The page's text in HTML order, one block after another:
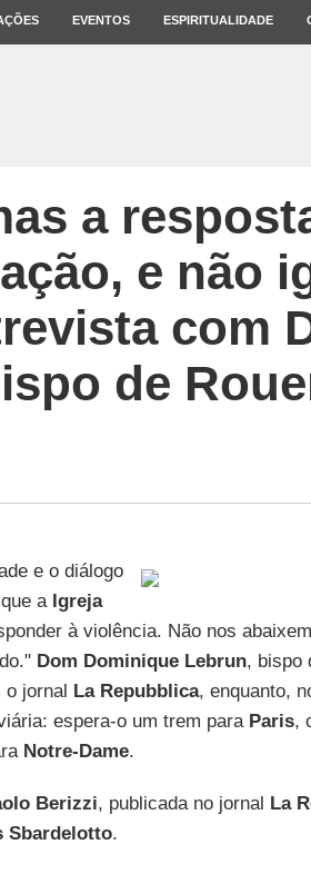
EVENTOS ESPIRITUALIDADE
a
e não
com
de
e o diálogo
a Igreja
à violência. Não nos
Dom Dominique Lebrun, bispo
o jornal La Repubblica, enquanto,
espera-o um trem para Paris,
Notre-Dame.
Berizzi, publicada no jornal La
Sbardelotto.